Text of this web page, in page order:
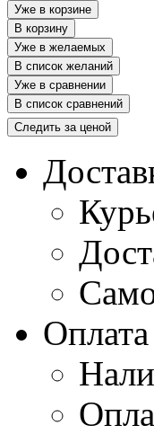
Уже в корзине
В корзину
Уже в желаемых
В список желаний
Уже в сравнении
В список сравнений
Следить за ценой
Оплата